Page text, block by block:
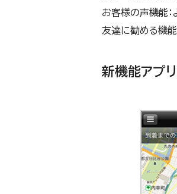
お客様の声機能：
友達に勧める機能
新機能アプ